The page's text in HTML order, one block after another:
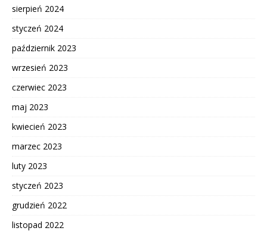
sierpień 2024
styczeń 2024
październik 2023
wrzesień 2023
czerwiec 2023
maj 2023
kwiecień 2023
marzec 2023
luty 2023
styczeń 2023
grudzień 2022
listopad 2022